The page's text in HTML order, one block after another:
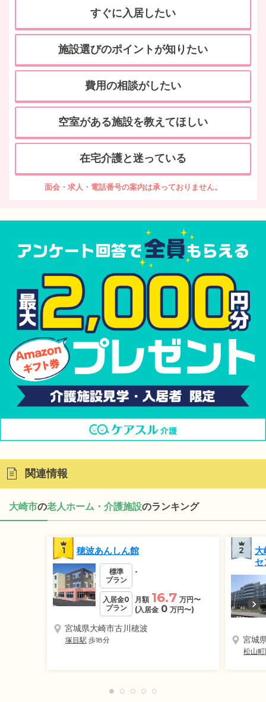
すぐに入居したい
施設選びのポイントが知りたい
費用の相談がしたい
空室がある施設を教えてほしい
在宅介護と迷っている
面会・求人・電話番号の案内は承っておりません。
関連情報
大崎市の老人ホーム・介護施設のランキング
1 穂波あんしん館
標準
プラン
-
入居金0
プラン
月額 16.7 万円〜
(入居金 0 万円〜)
宮城県大崎市古川穂波
塚目駅 歩18分
2
セ
宮城
松山